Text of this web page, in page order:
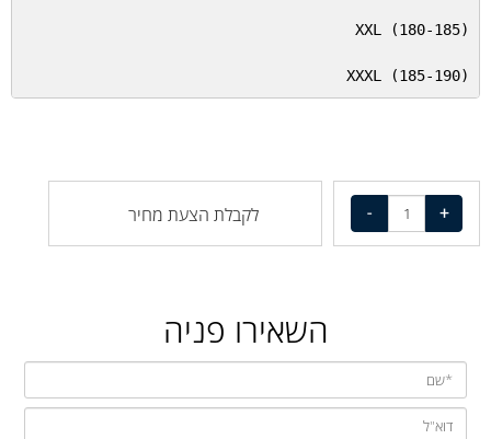
XXXL (185-190)
לקבלת הצעת מחיר
השאירו פניה